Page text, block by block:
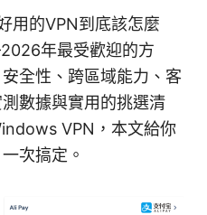
用的VPN到底該怎麼
年最受歡迎的方
全性、跨區域能力、客
數據與實用的挑選清
VPN，本文給你
次搞定。